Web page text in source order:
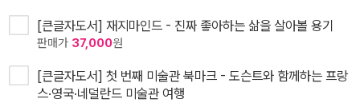
[큰글자도서] 재지마인드 - 진짜 좋아하는 삶을 살아볼 용기
판매가 37,000원
[큰글자도서] 첫 번째 미술관 북마크 - 도슨트와 함께하는 프랑
스·영국·네덜란드 미술관 여행